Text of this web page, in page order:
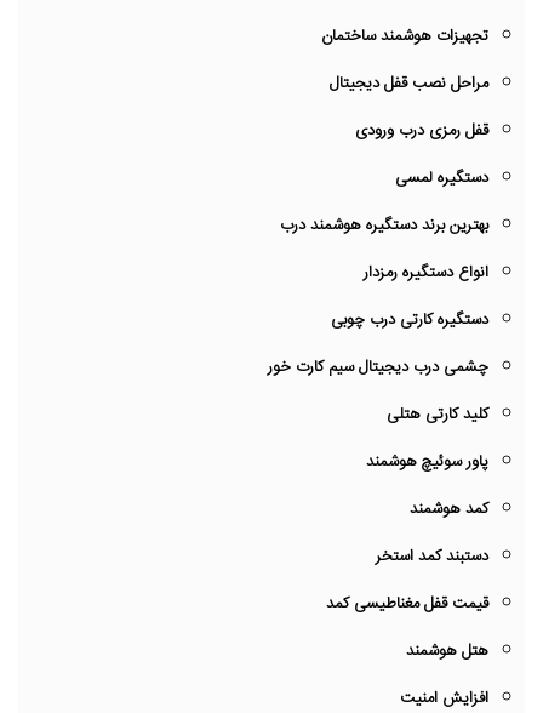
تجهیزات هوشمند ساختمان
مراحل نصب قفل دیجیتال
قفل رمزی درب ورودی
دستگیره لمسی
بهترین برند دستگیره هوشمند درب
انواع دستگیره رمزدار
دستگیره کارتی درب چوبی
چشمی درب دیجیتال سیم کارت خور
کلید کارتی هتلی
پاور سوئیچ هوشمند
کمد هوشمند
دستبند کمد استخر
قیمت قفل مغناطیسی کمد
هتل هوشمند
افزایش امنیت